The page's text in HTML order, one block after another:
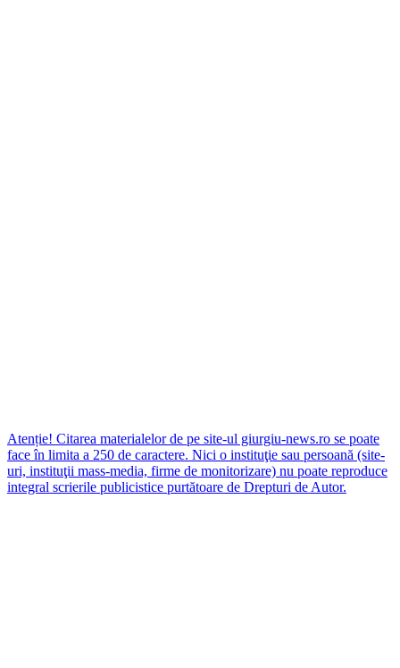
Atenție! Citarea materialelor de pe site-ul giurgiu-news.ro se poate
face în limita a 250 de caractere. Nici o instituţie sau persoană (site-
uri, instituţii mass-media, firme de monitorizare) nu poate reproduce
integral scrierile publicistice purtătoare de Drepturi de Autor.